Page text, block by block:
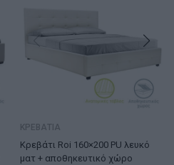
ΚΡΕΒΑΤΙΑ
Κρεβάτι Roi 160×200 PU λευκό
ματ + αποθηκευτικό χώρο